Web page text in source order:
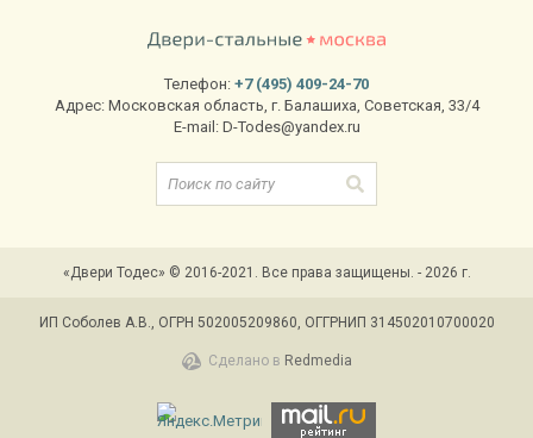
Телефон: +7 (495) 409-24-70
Адрес: Московская область, г. Балашиха, Советская, 33/4
E-mail: D-Todes@yandex.ru
«Двери Тодес» © 2016-2021. Все права защищены. - 2026 г.
ИП Соболев А.В., ОГРН 502005209860, ОГГРНИП 314502010700020
Сделано в Redmedia